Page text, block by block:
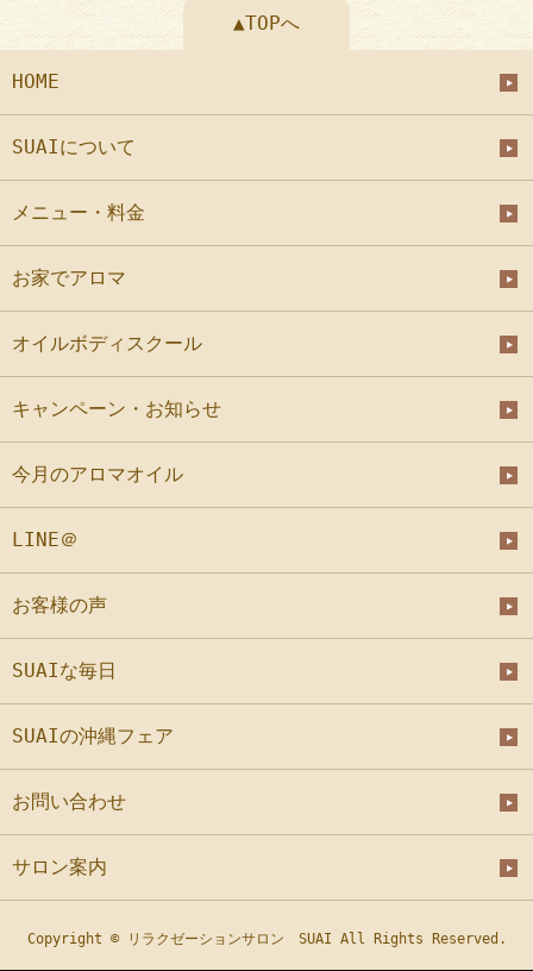
▲TOPへ
HOME
SUAIについて
メニュー・料金
お家でアロマ
オイルボディスクール
キャンペーン・お知らせ
今月のアロマオイル
LINE＠
お客様の声
SUAIな毎日
SUAIの沖縄フェア
お問い合わせ
サロン案内
Copyright © リラクゼーションサロン SUAI All Rights Reserved.